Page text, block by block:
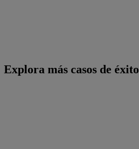
Explora más casos de éxito